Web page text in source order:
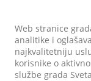
Web stranice
analitike i
najkvalitetniju
korisnike o
službe grada